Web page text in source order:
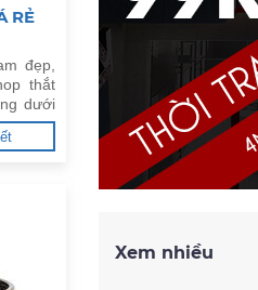
RẺ
đẹp,
thắt
dưới
Xem nhiều